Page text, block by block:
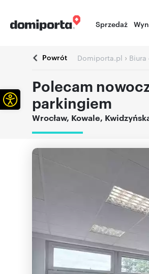
Sprzedaż
Powrót Domiporta.pl ›
Polecam
parkingiem
Wrocław, Kowale,
Otwórz pasek narzędzi